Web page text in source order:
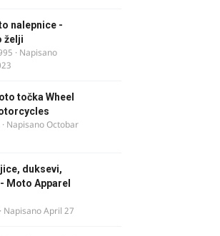
nalepnice -
želji
· Napisano
točka Wheel
· NapisanoOctobar
duksevi,
Moto Apparel
· NapisanoApril 27